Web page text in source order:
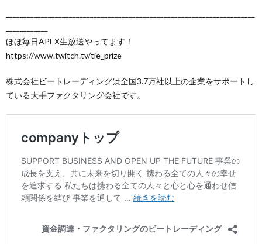
ほぼ毎日APEX生放送やってます！
https://www.twitch.tv/tie_prize
株式会社ビートレーディングは全国3.7万社以上の企業をサポートし
ている大手ファクタリング会社です。